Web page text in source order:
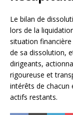
Le bilan de
lors de la
situation
de sa dissolution,
dirigeants,
rigoureuse et
intérêts de chacun
actifs restants.